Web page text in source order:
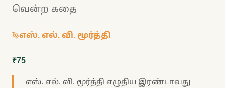
வென்ற கதை
எஸ். எல். வி. மூர்த்தி
₹75
எஸ். எல். வி. மூர்த்தி எழுதிய இரண்டாவது